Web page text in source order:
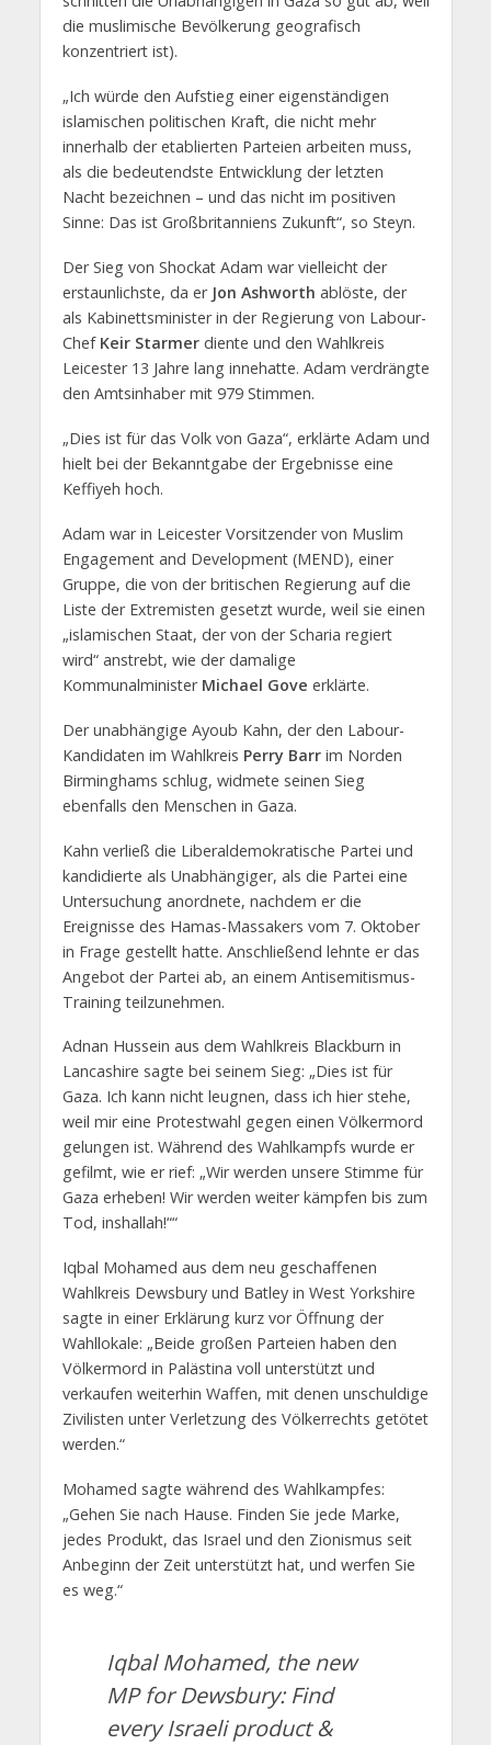
die muslimische Bevölkerung geografisch
konzentriert ist).
„Ich würde den Aufstieg einer eigenständigen
islamischen politischen Kraft, die nicht mehr
innerhalb der etablierten Parteien arbeiten muss,
als die bedeutendste Entwicklung der letzten
Nacht bezeichnen – und das nicht im positiven
Sinne: Das ist Großbritanniens Zukunft“, so Steyn.
Der Sieg von Shockat Adam war vielleicht der
erstaunlichste, da er Jon Ashworth ablöste, der
als Kabinettsminister in der Regierung von Labour-
Chef Keir Starmerdiente und den Wahlkreis
Leicester 13 Jahre lang innehatte. Adam verdrängte
den Amtsinhaber mit 979 Stimmen.
„Dies ist für das Volk von Gaza“, erklärte Adam und
hielt bei der Bekanntgabe der Ergebnisse eine
Keffiyeh hoch.
Adam war in Leicester Vorsitzender von Muslim
Engagement and Development (MEND), einer
Gruppe, die von der britischen Regierung auf die
Liste der Extremisten gesetzt wurde, weil sie einen
„islamischen Staat, der von der Scharia regiert
wird“ anstrebt, wie der damalige
Kommunalminister Michael Gove erklärte.
Der unabhängige Ayoub Kahn, der den Labour-
Kandidaten im Wahlkreis Perry Barrim Norden
Birminghams schlug, widmete seinen Sieg
ebenfalls den Menschen in Gaza.
Kahn verließ die Liberaldemokratische Partei und
kandidierte als Unabhängiger, als die Partei eine
Untersuchung anordnete, nachdem er die
Ereignisse des Hamas-Massakers vom 7. Oktober
in Frage gestellt hatte. Anschließend lehnte er das
Angebot der Partei ab, an einem Antisemitismus-
Training teilzunehmen.
Adnan Hussein aus dem Wahlkreis Blackburn in
Lancashire sagte bei seinem Sieg: „Dies ist für
Gaza. Ich kann nicht leugnen, dass ich hier stehe,
weil mir eine Protestwahl gegen einen Völkermord
gelungen ist. Während des Wahlkampfs wurde er
gefilmt, wie er rief: „Wir werden unsere Stimme für
Gaza erheben! Wir werden weiter kämpfen bis zum
Tod, inshallah!““
Iqbal Mohamed aus dem neu geschaffenen
Wahlkreis Dewsbury und Batley in West Yorkshire
sagte in einer Erklärung kurz vor Öffnung der
Wahllokale: „Beide großen Parteien haben den
Völkermord in Palästina voll unterstützt und
verkaufen weiterhin Waffen, mit denen unschuldige
Zivilisten unter Verletzung des Völkerrechts getötet
werden.“
Mohamed sagte während des Wahlkampfes:
„Gehen Sie nach Hause. Finden Sie jede Marke,
jedes Produkt, das Israel und den Zionismus seit
Anbeginn der Zeit unterstützt hat, und werfen Sie
es weg.“
Iqbal Mohamed, the new
MP for Dewsbury: Find
every Israeli product &